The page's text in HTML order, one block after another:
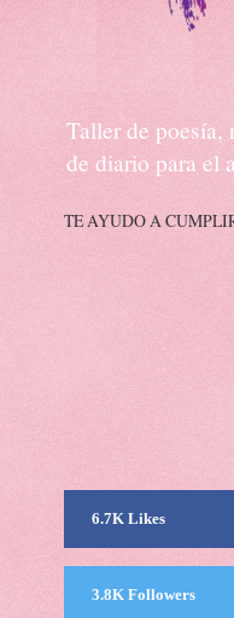
Taller de poesía,
de diario para el
TE AYUDO A
6.7K Likes
3.8K Followers